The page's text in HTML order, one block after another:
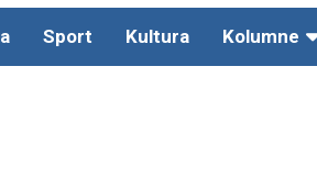
Sport Kultura Kolumne